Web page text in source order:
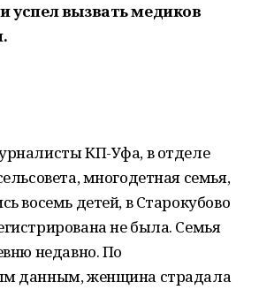
успел вызвать медиков
КП-Уфа, в отделе
многодетная семья,
восемь детей, в Старокубово
не была. Семья
недавно. По
данным, женщина страдала